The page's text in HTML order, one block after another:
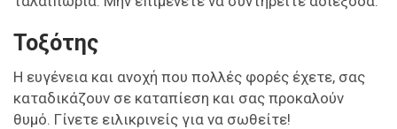
Τοξότης
Η ευγένεια και ανοχή που πολλές φορές έχετε, σας
καταδικάζουν σε καταπίεση και σας προκαλούν
θυμό. Γίνετε ειλικρινείς για να σωθείτε!